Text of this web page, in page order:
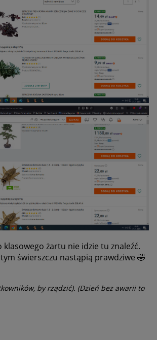
klasowego żartu nie idzie tu znaleźć.
świerszczu nastąpią prawdziwe 🤣
by rządzić). (Dzień bez awarii to